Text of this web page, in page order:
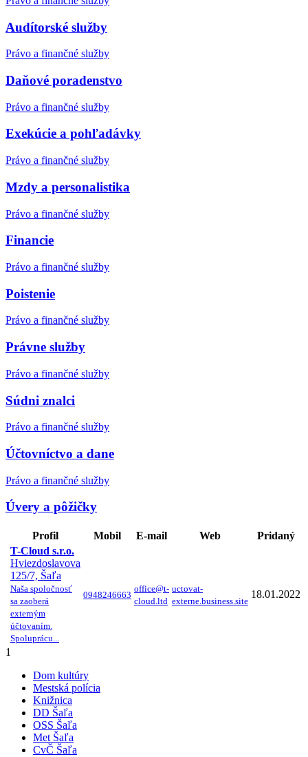
Audítorské služby
Právo a finančné služby
Daňové poradenstvo
Právo a finančné služby
Exekúcie a pohľadávky
Právo a finančné služby
Mzdy a personalistika
Právo a finančné služby
Financie
Právo a finančné služby
Poistenie
Právo a finančné služby
Právne služby
Právo a finančné služby
Súdni znalci
Právo a finančné služby
Účtovníctvo a dane
Právo a finančné služby
Úvery a pôžičky
Profil Mobil E-mail Web
Pridaný
T-Cloud s.r.o.
Hviezdoslavova
125/7, Šaľa
Naša spoločnosť
sa zaoberá
externým
účtovaním.
Spoluprácu...
0948246663
office@t-
cloud.ltd
uctovat-
externe.business.site
18.01.2022
1
Dom kultúry
Mestská polícia
Knižnica
DD Šaľa
OSS Šaľa
Met Šaľa
CvČ Šaľa